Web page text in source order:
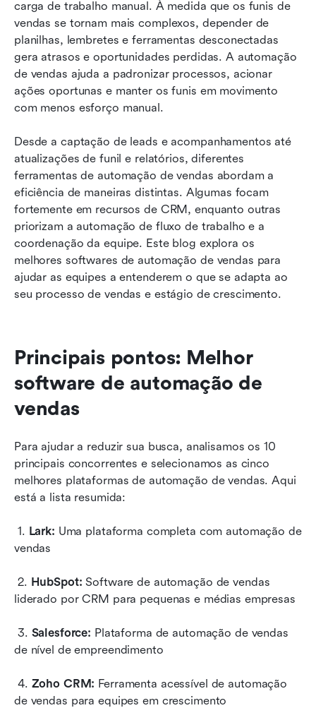
carga de trabalho manual. À medida que os funis de
vendas se tornam mais complexos, depender de
planilhas, lembretes e ferramentas desconectadas
gera atrasos e oportunidades perdidas. A automação
de vendas ajuda a padronizar processos, acionar
ações oportunas e manter os funis em movimento
com menos esforço manual.
Desde a captação de leads e acompanhamentos até
atualizações de funil e relatórios, diferentes
ferramentas de automação de vendas abordam a
eficiência de maneiras distintas. Algumas focam
fortemente em recursos de CRM, enquanto outras
priorizam a automação de fluxo de trabalho e a
coordenação da equipe. Este blog explora os
melhores softwares de automação de vendas para
ajudar as equipes a entenderem o que se adapta ao
seu processo de vendas e estágio de crescimento.
Principais pontos: Melhor
software de automação de
vendas
Para ajudar a reduzir sua busca, analisamos os 10
principais concorrentes e selecionamos as cinco
melhores plataformas de automação de vendas. Aqui
está a lista resumida:
1. Lark: Uma plataforma completa com automação de
vendas
2. HubSpot: Software de automação de vendas
liderado por CRM para pequenas e médias empresas
3. Salesforce: Plataforma de automação de vendas
de nível de empreendimento
4. Zoho CRM: Ferramenta acessível de automação
de vendas para equipes em crescimento
vendas avaliadas
Como escolher a ferramenta certa de
automação de vendas
Erros a evitar ao usar ferramentas de
automação de vendas
Conclusão
Perguntas frequentes
Leitura relacionada